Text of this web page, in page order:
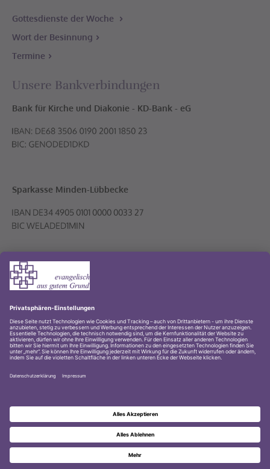
Gottesdienste der Woche
Wort der Besinnung
Termine
Unsere Bankverbindungen
Bank für Kirche und Diakonie - KD-Bank - eG
Sparkasse Minden-Lübbecke
Volksbank PLUS eG
© 2001-2026 Evangelischer Kirchenkreis Lübbecke
Datenschutz Youtube-Kanal